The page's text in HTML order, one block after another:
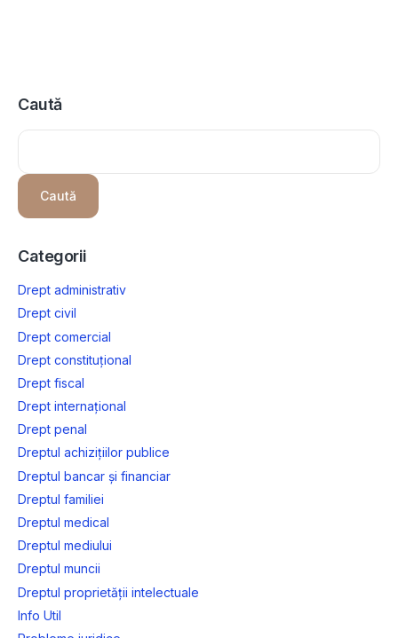
Caută
Caută
Categorii
Drept administrativ
Drept civil
Drept comercial
Drept constituțional
Drept fiscal
Drept internațional
Drept penal
Dreptul achizițiilor publice
Dreptul bancar și financiar
Dreptul familiei
Dreptul medical
Dreptul mediului
Dreptul muncii
Dreptul proprietății intelectuale
Info Util